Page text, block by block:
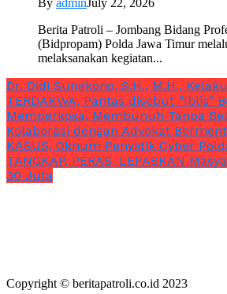
Berita Patroli – Jombang Bidang
(Bidpropam) Polda Jawa Timur
melaksanakan kegiatan...
Dr. Didi Sungkono, S.H., M.H.,
TERDAKWA, Pantas disebut “Iblis”
Memperkosa, Membunuh Tanpa
Kolaborasi dengan Advokat
KASUS, Oknum Penyidik Cyber
TANGKAP, PERAS, LEPASKAN
30 Juta
Copyright © beritapatroli.co.id 2023